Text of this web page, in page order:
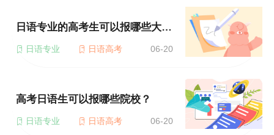
日语专业的高考生可以报哪些大学？
日语专业 日语高考 06-20
高考日语生可以报哪些院校？
日语专业 日语高考 06-20